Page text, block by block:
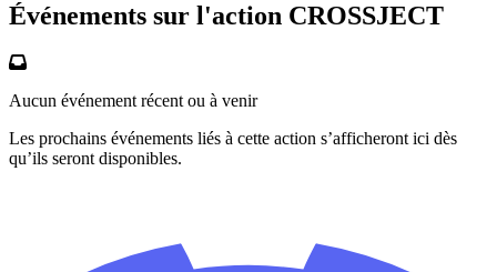
Événements sur l'action CROSSJECT
Aucun événement récent ou à venir
Les prochains événements liés à cette action s’afficheront ici dès
qu’ils seront disponibles.